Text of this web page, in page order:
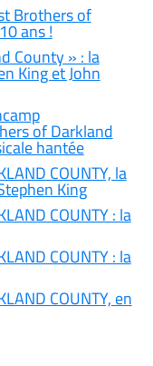
Brothers of
ans !
County » : la
King et John
of Darkland
hantée
COUNTY, la
King
COUNTY : la
COUNTY : la
COUNTY, en